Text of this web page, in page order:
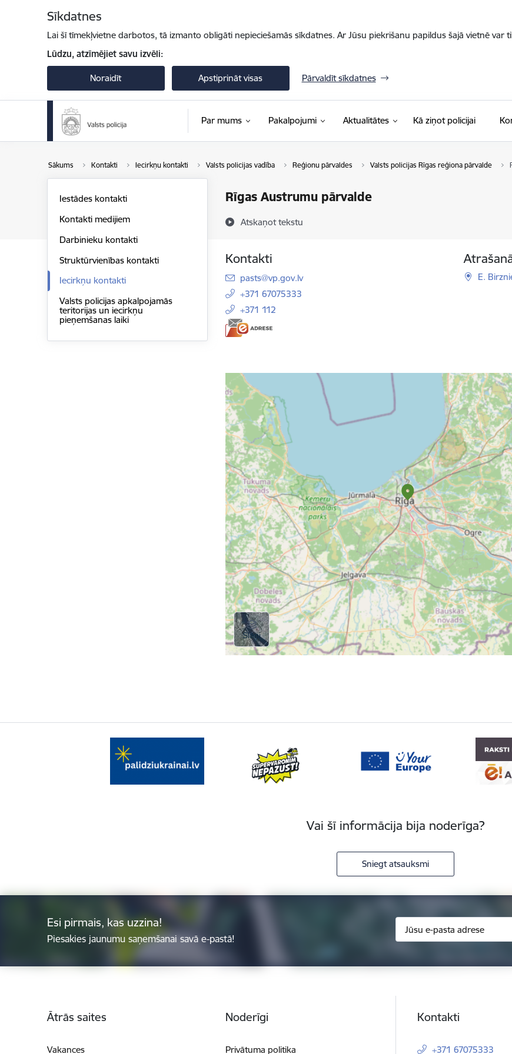
Sīkdatnes
Lai šī tīmekļvietne darbotos, tā izmanto obligāti nepieciešamās sīkdatnes. Ar Jūsu piekrišanu papildus šajā vietnē
Lūdzu, atzīmējiet savu izvēli:
Noraidīt Apstiprināt visas Pārvaldīt sīkdatnes
Par mums Pakalpojumi Aktualitātes Kā ziņot policijai
Sākums Kontakti Iecirkņu kontakti Valsts policijas vadība Reģionu pārvaldes Valsts policijas Rīgas reģiona pārvalde
Rīgas Austrumu pārvalde
Atskaņot tekstu
Iestādes kontakti
Kontakti medijiem
Darbinieku kontakti
Struktūrvienības kontakti
Iecirkņu kontakti
Valsts policijas apkalpojamās
teritorijas un iecirkņu
pieņemšanas laiki
Kontakti
E-pasts:
pasts@vp.gov.lv
+371 67075333
+371 112
E.
Vai šī informācija bija noderīga?
Sniegt atsauksmi
Esi pirmais, kas uzzina!
Piesakies jaunumu saņemšanai savā e-pastā!
Ātrās saites
Vakances
Noderīgi
Privātuma politika
Kontakti
+371 67075333